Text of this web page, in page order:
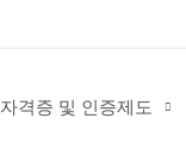
자격증 및 인증제도